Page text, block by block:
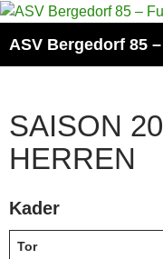
Zum
springen
ASV Bergedorf 85
SAISON
HERREN
Kader
Tor